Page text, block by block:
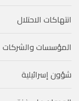
انتهاكات الاحتلال
المؤسسات والشركات
شؤون إسرائيلية